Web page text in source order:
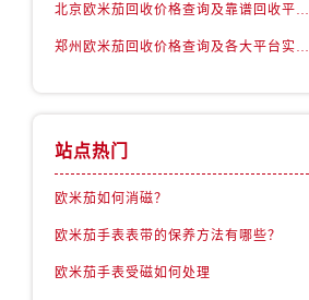
北京欧米茄回收价格查询及靠谱回收平台实测排行（2026年7月最新数据）
郑州欧米茄回收价格查询及各大平台实测排行(2026年7月最新数据)
站点热门
欧米茄如何消磁？
欧米茄手表表带的保养方法有哪些？
欧米茄手表受磁如何处理